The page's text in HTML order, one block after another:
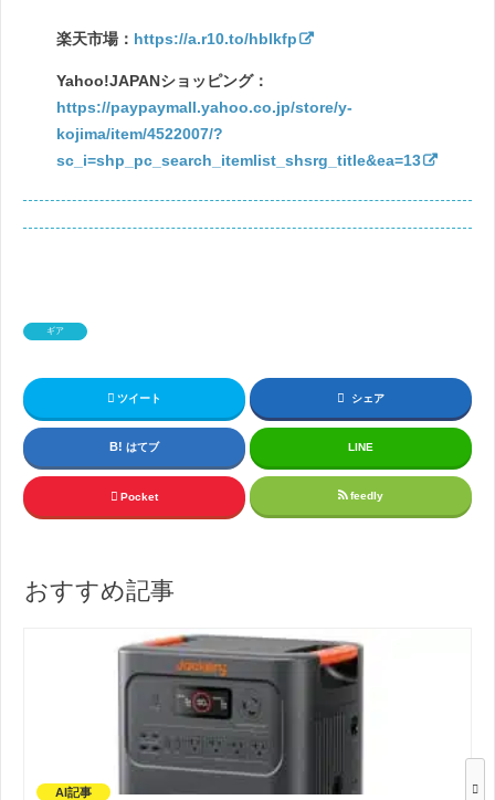
楽天市場： https://a.r10.to/hblkfp
Yahoo!JAPANショッピング：
https://paypaymall.yahoo.co.jp/store/y-
kojima/item/4522007/?
sc_i=shp_pc_search_itemlist_shsrg_title&ea=13
ギア
ツイート シェア
はてブ LINE
Pocket feedly
おすすめ記事
AI記事